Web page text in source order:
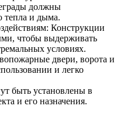
должны
тепла и дыма.
Конструкции
чтобы выдерживать
условиях.
двери, ворота и
и легко
быть установлены в
и его назначения.